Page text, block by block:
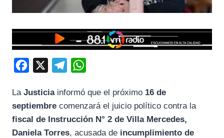
c
e
b
l
e
g
a
t
s
La Justiciainformó que el próximo 16 de
septiembre comenzará el juicio político contra la
fiscal de Instrucción N° 2 de Villa Mercedes,
Daniela Torres, acusada de incumplimiento de